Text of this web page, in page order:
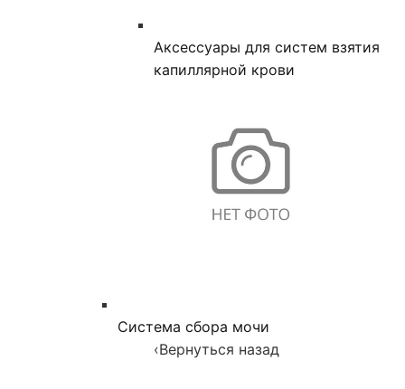
Аксессуары для систем взятия
капиллярной крови
Система сбора мочи
‹Вернуться назад